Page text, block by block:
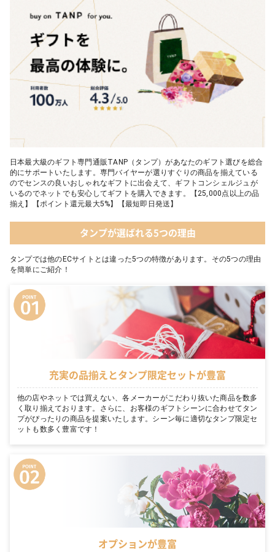
日本最大級のギフト専門通販TANP（タンプ）があなたのギフト選びを総合
的にサポートいたします。専門バイヤーが選りすぐりの商品を揃えている
のでセンスの良いおしゃれなギフトに出会えて、ギフトコンシェルジュが
いるのでネットでも安心してギフトを購入できます。【25,000点以上の品
揃え】【ポイント還元最大5%】【最短即日発送】
タンプが選ばれる5つの理由
タンプでは他のECサイトとは違った5つの特徴があります。その5つの理由
を簡単にご紹介！
充実の品揃えとタンプ限定セットが豊富
他の店やネットでは買えない、各メーカーがこだわり抜いた商品を数多
く取り揃えております。さらに、お客様のギフトシーンに合わせてタン
プがぴったりの商品を提案いたします。シーン毎に適切なタンプ限定セ
ットも数多く豊富です！
オプションが豊富